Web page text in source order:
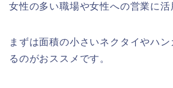
女性の多い職場や女性への営業に活
まずは面積の小さいネクタイやハ
るのがおススメです。